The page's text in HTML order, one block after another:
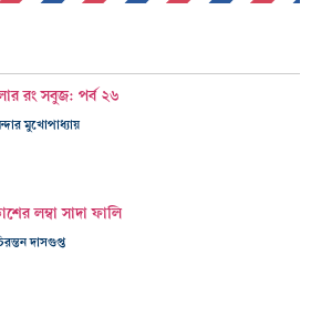
রং সবুজ: পর্ব ২৬
মুখোপাধ্যায়
লম্বা সাদা ফালি
দাসগুপ্ত